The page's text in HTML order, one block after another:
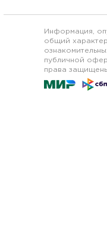
Информация,
общий
публичной
права